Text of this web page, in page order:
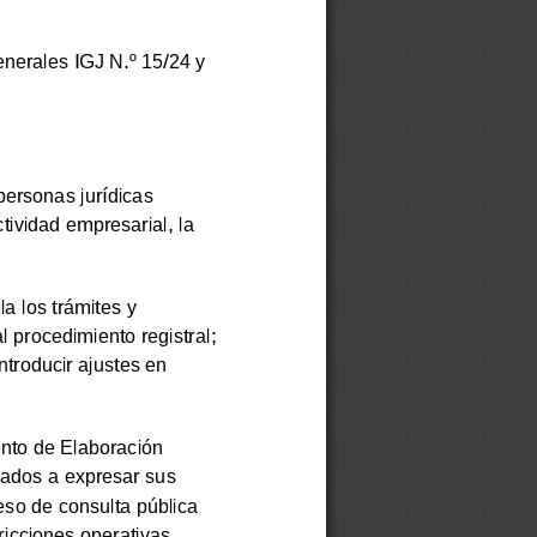
IGJ N.º 15/24 y
jurídicas
empresarial, la
los trámites y
procedimiento registral;
ajustes en
de Elaboración
a expresar sus
de consulta pública